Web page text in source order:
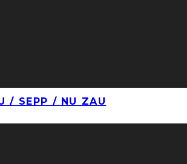
/ SEPP / NU ZAU